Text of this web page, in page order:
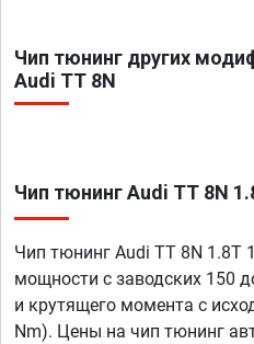
Чип тюнинг других
Audi TT 8N
Чип тюнинг Audi TT 8N
Чип тюнинг Audi TT 8N 1.8T
мощности с заводских 150
и крутящего момента с
Nm). Цены на чип тюнинг